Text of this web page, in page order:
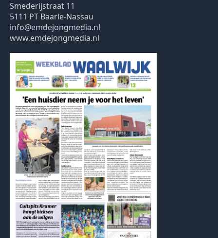
Smederijstraat 11
5111 PT Baarle-Nassau
info@emdejongmedia.nl
www.emdejongmedia.nl